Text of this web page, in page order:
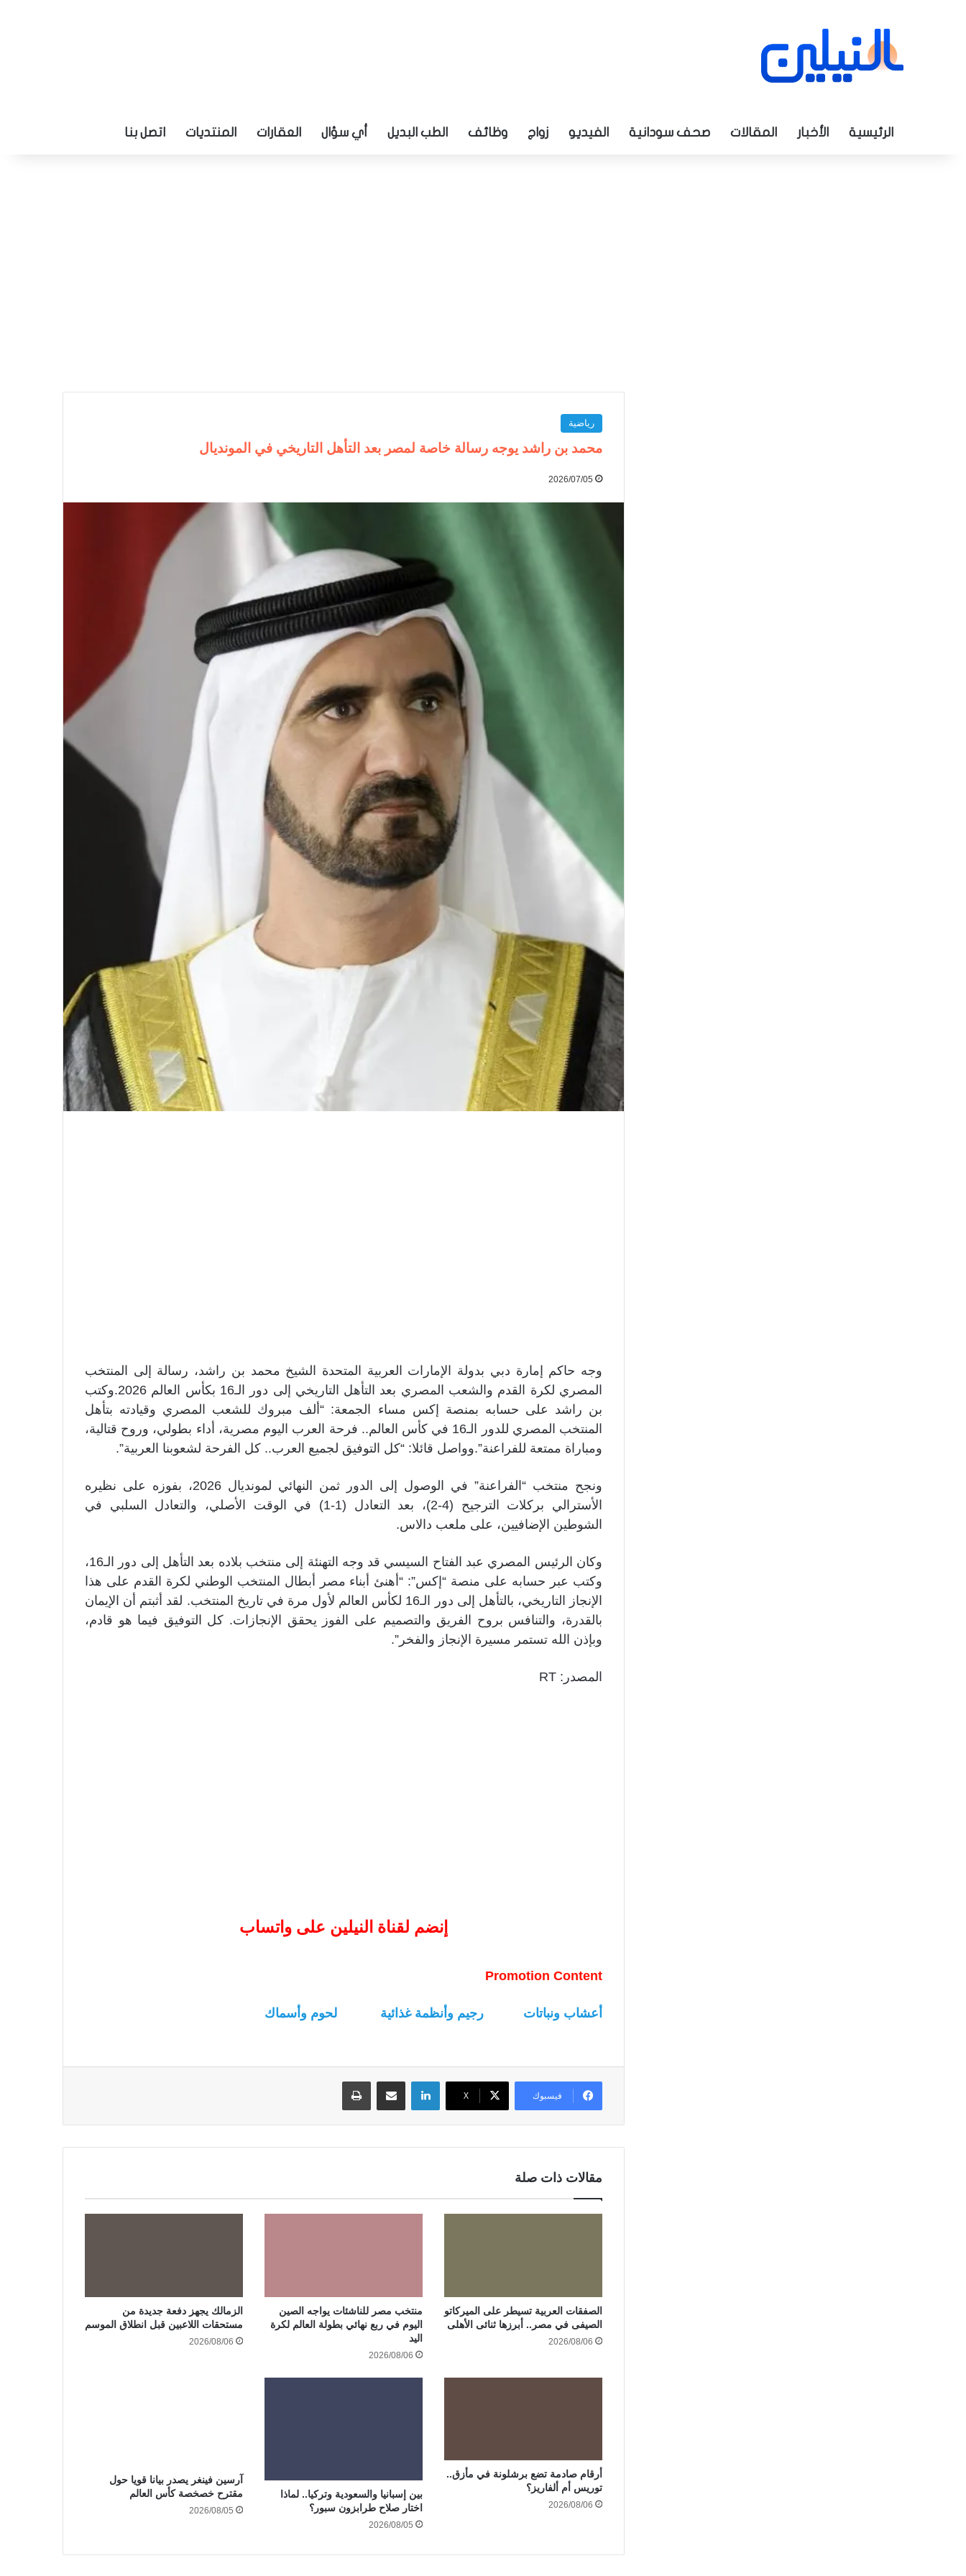
الرئيسية الأخبار المقالات صحف سودانية الفيديو زواج وظائف الطب البديل أي سؤال العقارات المنتديات اتصل بنا
رياضية
محمد بن راشد يوجه رسالة خاصة لمصر بعد التأهل التاريخي في المونديال
2026/07/05
وجه حاكم إمارة دبي بدولة الإمارات العربية المتحدة الشيخ محمد بن راشد، رسالة إلى المنتخب
المصري لكرة القدم والشعب المصري بعد التأهل التاريخي إلى دور الـ16 بكأس العالم 2026.وكتب
بن راشد على حسابه بمنصة إكس مساء الجمعة: “ألف مبروك للشعب المصري وقيادته بتأهل
المنتخب المصري للدور الـ16 في كأس العالم.. فرحة العرب اليوم مصرية، أداء بطولي، وروح قتالية،
ومباراة ممتعة للفراعنة”.وواصل قائلا: “كل التوفيق لجميع العرب.. كل الفرحة لشعوبنا العربية”.
ونجح منتخب “الفراعنة” في الوصول إلى الدور ثمن النهائي لمونديال 2026، بفوزه على نظيره
الأسترالي بركلات الترجيح (4-2)، بعد التعادل (1-1) في الوقت الأصلي، والتعادل السلبي في
الشوطين الإضافيين، على ملعب دالاس.
وكان الرئيس المصري عبد الفتاح السيسي قد وجه التهنئة إلى منتخب بلاده بعد التأهل إلى دور الـ16،
وكتب عبر حسابه على منصة “إكس”: “أهنئ أبناء مصر أبطال المنتخب الوطني لكرة القدم على هذا
الإنجاز التاريخي، بالتأهل إلى دور الـ16 لكأس العالم لأول مرة في تاريخ المنتخب. لقد أثبتم أن الإيمان
بالقدرة، والتنافس بروح الفريق والتصميم على الفوز يحقق الإنجازات. كل التوفيق فيما هو قادم،
وبإذن الله تستمر مسيرة الإنجاز والفخر”.
المصدر: RT
إنضم لقناة النيلين على واتساب
Promotion Content
أعشاب ونباتات رجيم وأنظمة غذائية لحوم وأسماك
فيسبوك ‫X
لينكدإن
مقالات ذات صلة
الصفقات العربية تسيطر على الميركاتو
الصيفى في مصر.. أبرزها ثنائى الأهلى
2026/08/06
منتخب مصر للناشئات يواجه الصين
اليوم في ربع نهائي بطولة العالم لكرة
اليد
2026/08/06
الزمالك يجهز دفعة جديدة من
مستحقات اللاعبين قبل انطلاق الموسم
2026/08/06
أرقام صادمة تضع برشلونة في مأزق..
توريس أم ألفاريز؟
2026/08/06
بين إسبانيا والسعودية وتركيا.. لماذا
اختار صلاح طرابزون سبور؟
2026/08/05
آرسين فينغر يصدر بيانا قويا حول
مقترح خصخصة كأس العالم
2026/08/05